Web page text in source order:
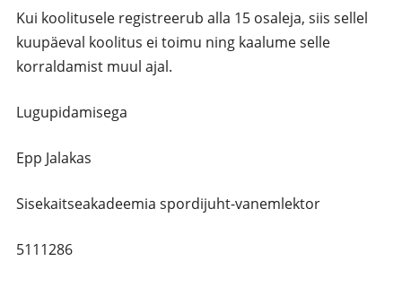
Kui koolitusele registreerub alla 15 osaleja, siis sellel
kuupäeval koolitus ei toimu ning kaalume selle
korraldamist muul ajal.
Lugupidamisega
Epp Jalakas
Sisekaitseakadeemia spordijuht-vanemlektor
5111286